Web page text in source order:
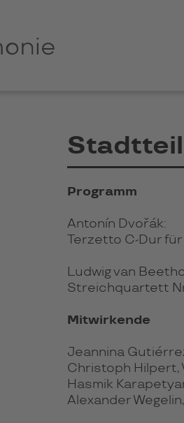
Programm
Antonín Dvořák:
Terzetto C-Dur
Ludwig van
Streichquartett Nr.
Mitwirkende
Jeannina
Christoph Hilpert,
Hasmik
Alexander